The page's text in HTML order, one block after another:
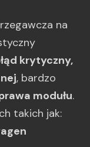
na
krytyczny,
, bardzo
modułu.
takich jak: